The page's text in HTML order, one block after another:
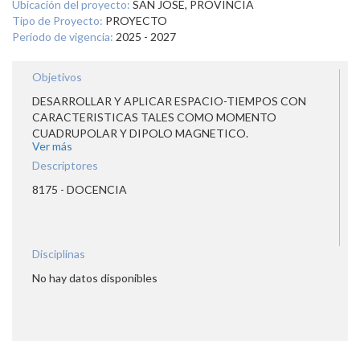
Ubicación del proyecto: SAN JOSE, PROVINCIA
Tipo de Proyecto: PROYECTO
Periodo de vigencia: 2025 - 2027
Objetivos
DESARROLLAR Y APLICAR ESPACIO-TIEMPOS CON
CARACTERISTICAS TALES COMO MOMENTO
CUADRUPOLAR Y DIPOLO MAGNETICO.
Ver más
Descriptores
8175 - DOCENCIA
Disciplinas
No hay datos disponibles